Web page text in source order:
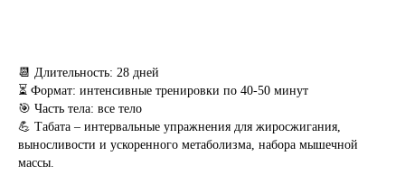
📆 Длительность: 28 дней
⏳ Формат: интенсивные тренировки по 40-50 минут
🎯 Часть тела: все тело
💪 Табата – интервальные упражнения для жиросжигания,
выносливости и ускоренного метаболизма, набора мышечной
массы.